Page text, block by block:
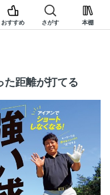
おすすめ さがす 本棚
た距離が打てる